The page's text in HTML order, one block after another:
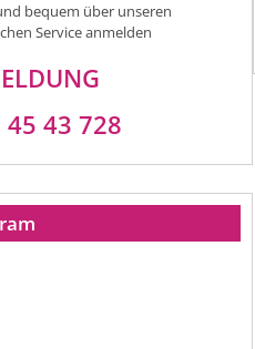
bequem über unseren
Service anmelden
45 43 728